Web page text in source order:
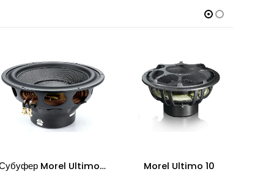
Субуфер Morel Ultimo SC 122-2 Morel Ultimo 10